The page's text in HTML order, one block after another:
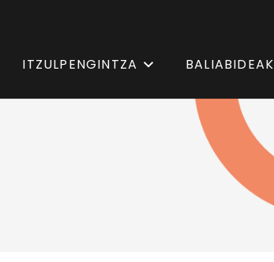
ITZULPENGINTZA BALIABIDEAK